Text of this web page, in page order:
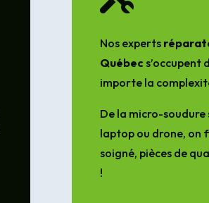
Nos experts
Québecs’occupent
importe la
De la micro-soudure
laptop ou drone, on
soigné, pièces de
!